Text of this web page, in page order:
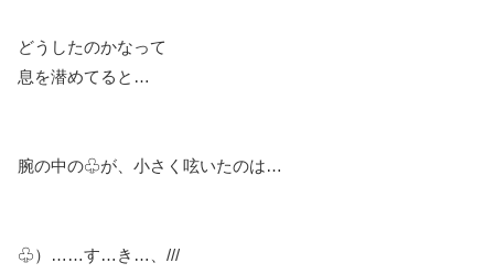
どうしたのかなって
息を潜めてると…
腕の中の♧が、小さく呟いたのは…
♧）……す…き…、///